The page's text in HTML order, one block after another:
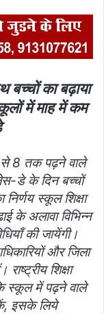
बच्चों का बढ़ाया
में माह में कम
8 तक पढ़ने वाले
डे के दिन बच्चों
स्कूल शिक्षा
के अलावा विभिन्न
की जायेंगी।
और जिला
शिक्षा
स्कूल में पढ़ने वाले
इसके लिये